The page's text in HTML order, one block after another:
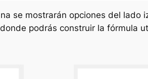
se mostrarán opciones del lado
podrás construir la fórmula